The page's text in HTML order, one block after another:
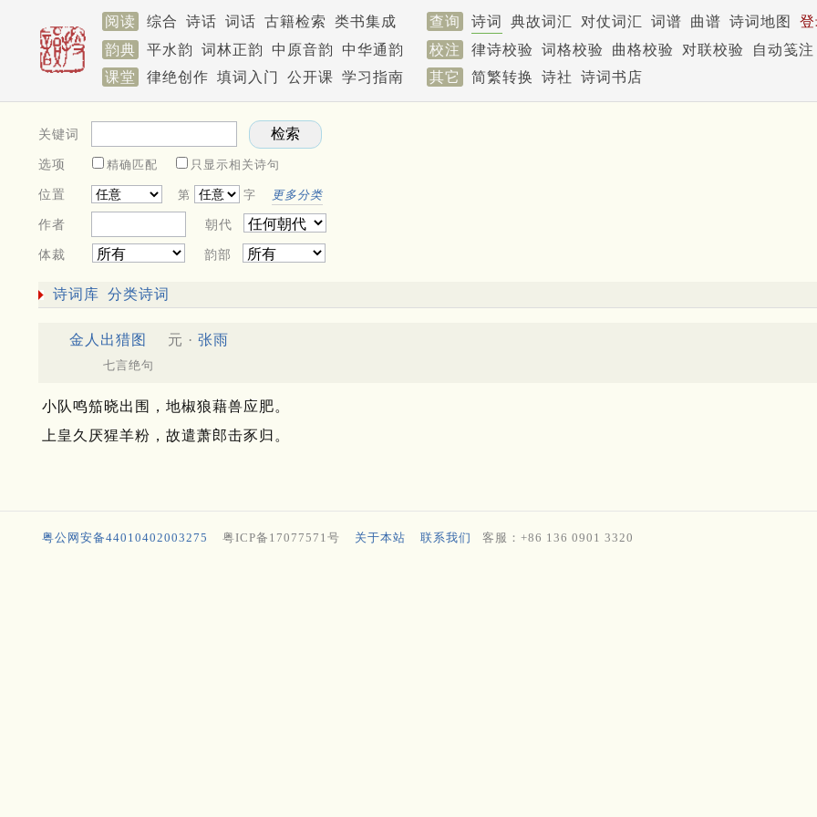
阅读 综合 诗话 词话 古籍检索 类书集成 查询 诗词 典故词汇 对仗词汇 词谱 曲谱 诗词地图
韵典
平水韵 词林正韵 中原音韵 中华通韵 校注 律诗校验 词格校验 曲格校验 对联校验
自动笺注
课堂
律绝创作 填词入门 公开课 学习指南 其它 简繁转换 诗社 诗词书店
关键词
选项 精确匹配 只显示相关诗句
位置 第 字 更多分类
作者 朝代
体裁 韵部
诗词库 分类诗词
金人出猎图 元 · 张雨
七言绝句
小队鸣笳晓出围，地椒狼藉兽应肥。
上皇久厌猩羊粉，故遣萧郎击豕归。
粤公网安备44010402003275 粤ICP备17077571号 关于本站 联系我们 客服：+86 136 0901 3320